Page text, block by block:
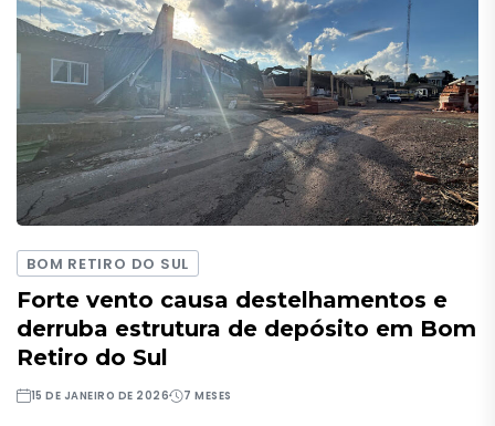
BOM RETIRO DO SUL
Forte vento causa destelhamentos e
derruba estrutura de depósito em Bom
Retiro do Sul
15 DE JANEIRO DE 2026 7 MESES